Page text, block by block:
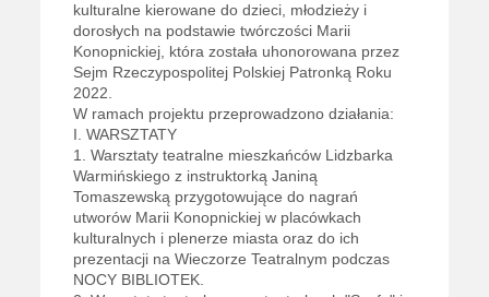
kulturalne kierowane do dzieci, młodzieży i
dorosłych na podstawie twórczości Marii
Konopnickiej, która została uhonorowana przez
Sejm Rzeczypospolitej Polskiej Patronką Roku
2022.
W ramach projektu przeprowadzono działania:
I. WARSZTATY
1. Warsztaty teatralne mieszkańców Lidzbarka
Warmińskiego z instruktorką Janiną
Tomaszewską przygotowujące do nagrań
utworów Marii Konopnickiej w placówkach
kulturalnych i plenerze miasta oraz do ich
prezentacji na Wieczorze Teatralnym podczas
NOCY BIBLIOTEK.